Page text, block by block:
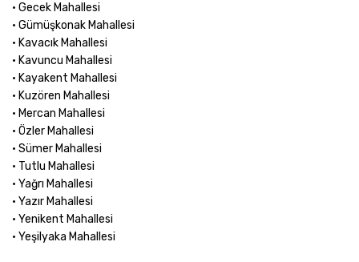
• Gecek Mahallesi
• Gümüşkonak Mahallesi
• Kavacık Mahallesi
• Kavuncu Mahallesi
• Kayakent Mahallesi
• Kuzören Mahallesi
• Mercan Mahallesi
• Özler Mahallesi
• Sümer Mahallesi
• Tutlu Mahallesi
• Yağrı Mahallesi
• Yazır Mahallesi
• Yenikent Mahallesi
• Yeşilyaka Mahallesi